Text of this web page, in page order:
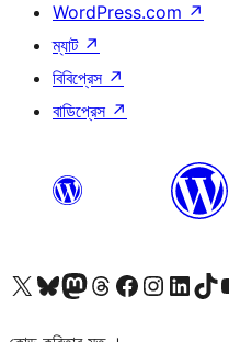
WordPress.com ↗
ম্যাট ↗
বিবিপ্রেস ↗
বাডিপ্রেস ↗
আমাদের X (আগের টুইটার) অ্যাকাউন্টে যানআমাদের Bluesky অ্যাকাউন্টটি দেখুনআমাদের মাস্টোডন অ্যাকাউন্টটি দেখুনআমাদের থ্রেডস অ্যাকাউন্টটি দেখুনআমাদের ফেসবুক পেজ দেখুনআমাদের ইন্সটাগ্রাম অ্যাকাউন্ট দেখুনআমাদের লিঙ্কডইন অ্যাকাউন্টে যানআমাদের TikTok